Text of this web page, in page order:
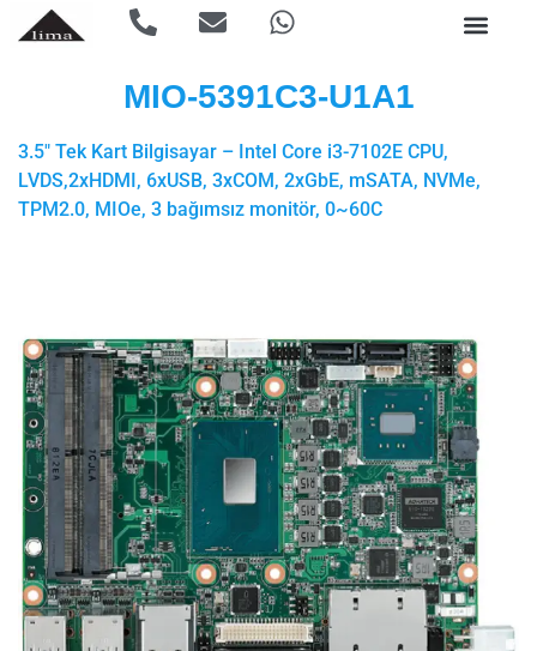
MIO-5391C3-U1A1
3.5″ Tek Kart Bilgisayar – Intel Core i3-7102E CPU,
LVDS,2xHDMI, 6xUSB, 3xCOM, 2xGbE, mSATA, NVMe,
TPM2.0, MIOe, 3 bağımsız monitör, 0~60C